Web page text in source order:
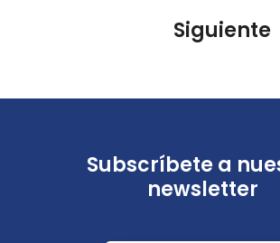
Siguiente
Subscríbete a
newsletter